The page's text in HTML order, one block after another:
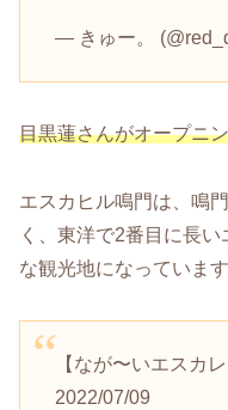
— きゅー。
目黒蓮さんがオープニ
エスカヒル鳴門は、鳴
く、東洋で2番目に長
な観光地になっています
【なが〜いエスカレ
2022/07/09